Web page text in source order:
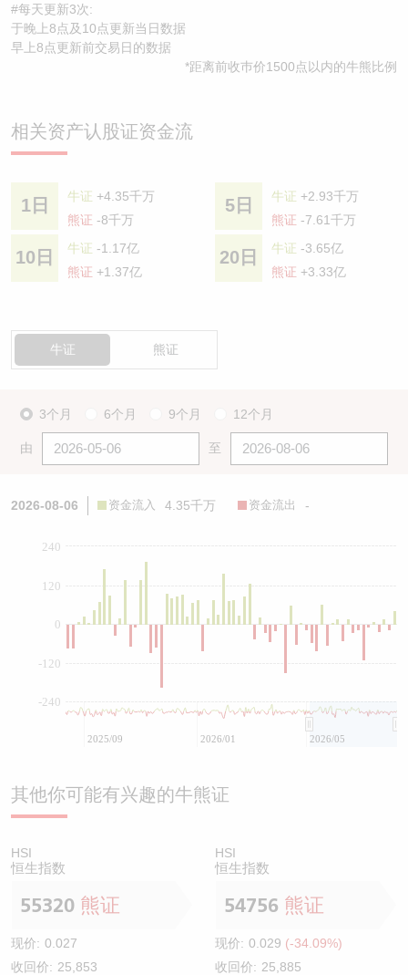
#每天更新3次:
于晚上8点及10点更新当日数据
早上8点更新前交易日的数据
*距离前收巿价1500点以内的牛熊比例
相关资产认股证资金流
1日 牛证 +4.35千万
熊证 -8千万
5日 牛证 +2.93千万
熊证 -7.61千万
10日 牛证 -1.17亿
熊证 +1.37亿
20日 牛证 -3.65亿
熊证 +3.33亿
牛证 熊证
3个月 6个月 9个月 12个月
由 至
2026-08-06 资金流入 4.35千万 资金流出 -
0
-240
-120
120
240
2025/09 2026/01 2026/05
其他你可能有兴趣的牛熊证
HSI
恒生指数
55320 熊证
现价: 0.027
收回价: 25,853
HSI
恒生指数
54756 熊证
现价: 0.029 (-34.09%)
收回价: 25,885